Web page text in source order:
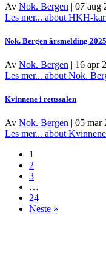
Av Nok. Bergen | 07 aug
Les mer... about HKH-
Nok. Bergen årsmelding 2025
Av Nok. Bergen | 16 apr
Les mer... about Nok.
Kvinnene i rettssalen
Av Nok. Bergen | 05 mar
Les mer... about
1
2
3
…
24
Neste »